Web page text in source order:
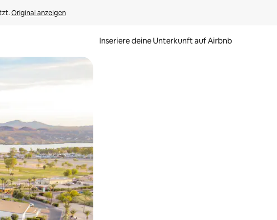
Original anzeigen
Inseriere deine Unterkunft auf Airbnb
durch Berühren oder Wischgesten.